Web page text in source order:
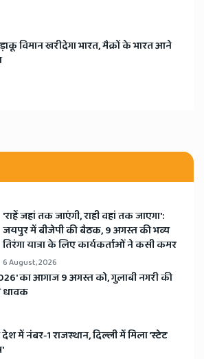
विमान खरीदेगा भारत, मैक्रों के भारत आने
'राहें जहां तक जाएंगी, राही वहां तक जाएगा':
जयपुर में बीजेपी की बैठक, 9 अगस्त की भव्य
तिरंगा यात्रा के लिए कार्यकर्ताओं ने कसी कमर
6 August, 2026
का आगाज 9 अगस्त को, गुलाबी नगरी की
धावक
में नंबर-1 राजस्थान, दिल्ली में मिला 'स्टेट